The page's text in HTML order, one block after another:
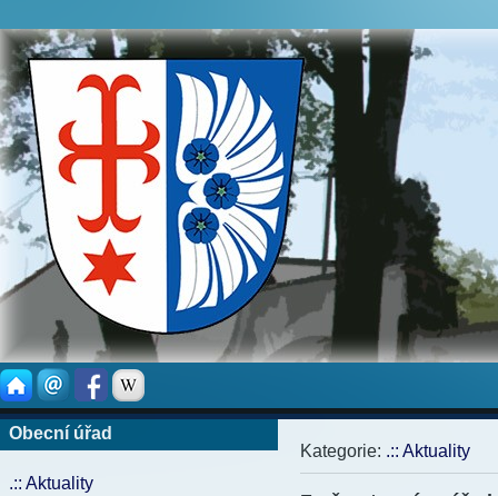
Obecní úřad
.:: Aktuality
Kategorie: .:: Aktuality